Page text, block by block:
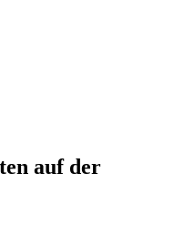
auf der